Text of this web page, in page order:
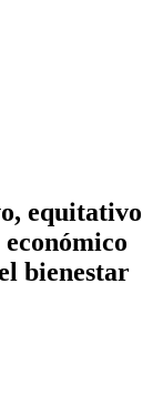
equitativo
bienestar